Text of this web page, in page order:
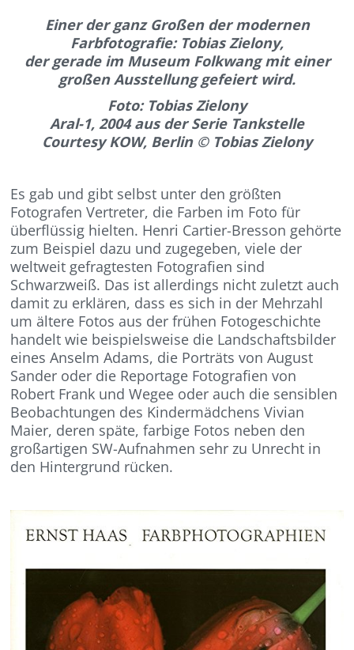
Einer der ganz Großen der modernen
Farbfotografie: Tobias Zielony,
der gerade im Museum Folkwang mit einer
großen Ausstellung gefeiert wird.
Foto: Tobias Zielony
Aral-1, 2004 aus der Serie Tankstelle
Courtesy KOW, Berlin © Tobias Zielony
Es gab und gibt selbst unter den größten
Fotografen Vertreter, die Farben im Foto für
überflüssig hielten. Henri Cartier-Bresson gehörte
zum Beispiel dazu und zugegeben, viele der
weltweit gefragtesten Fotografien sind
Schwarzweiß. Das ist allerdings nicht zuletzt auch
damit zu erklären, dass es sich in der Mehrzahl
um ältere Fotos aus der frühen Fotogeschichte
handelt wie beispielsweise die Landschaftsbilder
eines Anselm Adams, die Porträts von August
Sander oder die Reportage Fotografien von
Robert Frank und Wegee oder auch die sensiblen
Beobachtungen des Kindermädchens Vivian
Maier, deren späte, farbige Fotos neben den
großartigen SW-Aufnahmen sehr zu Unrecht in
den Hintergrund rücken.